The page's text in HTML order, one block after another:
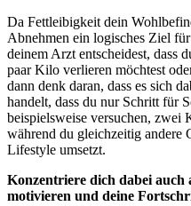
Da Fettleibigkeit dein
Abnehmen ein logisches Ziel
deinem Arzt entscheidest, dass
paar Kilo verlieren möchtest
dann denk daran, dass es sich
handelt, dass du nur Schritt für
beispielsweise versuchen, zwei
während du gleichzeitig andere
Lifestyle umsetzt.
Konzentriere dich dabei auch
motivieren und deine